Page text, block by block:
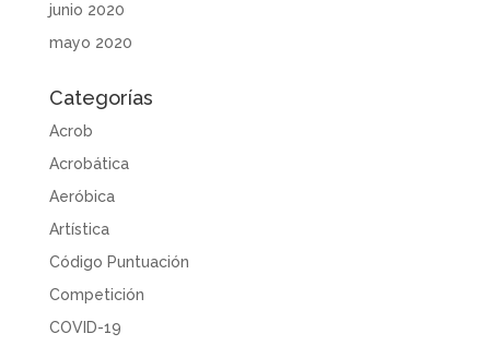
junio 2020
mayo 2020
Categorías
Acrob
Acrobática
Aeróbica
Artística
Código Puntuación
Competición
COVID-19